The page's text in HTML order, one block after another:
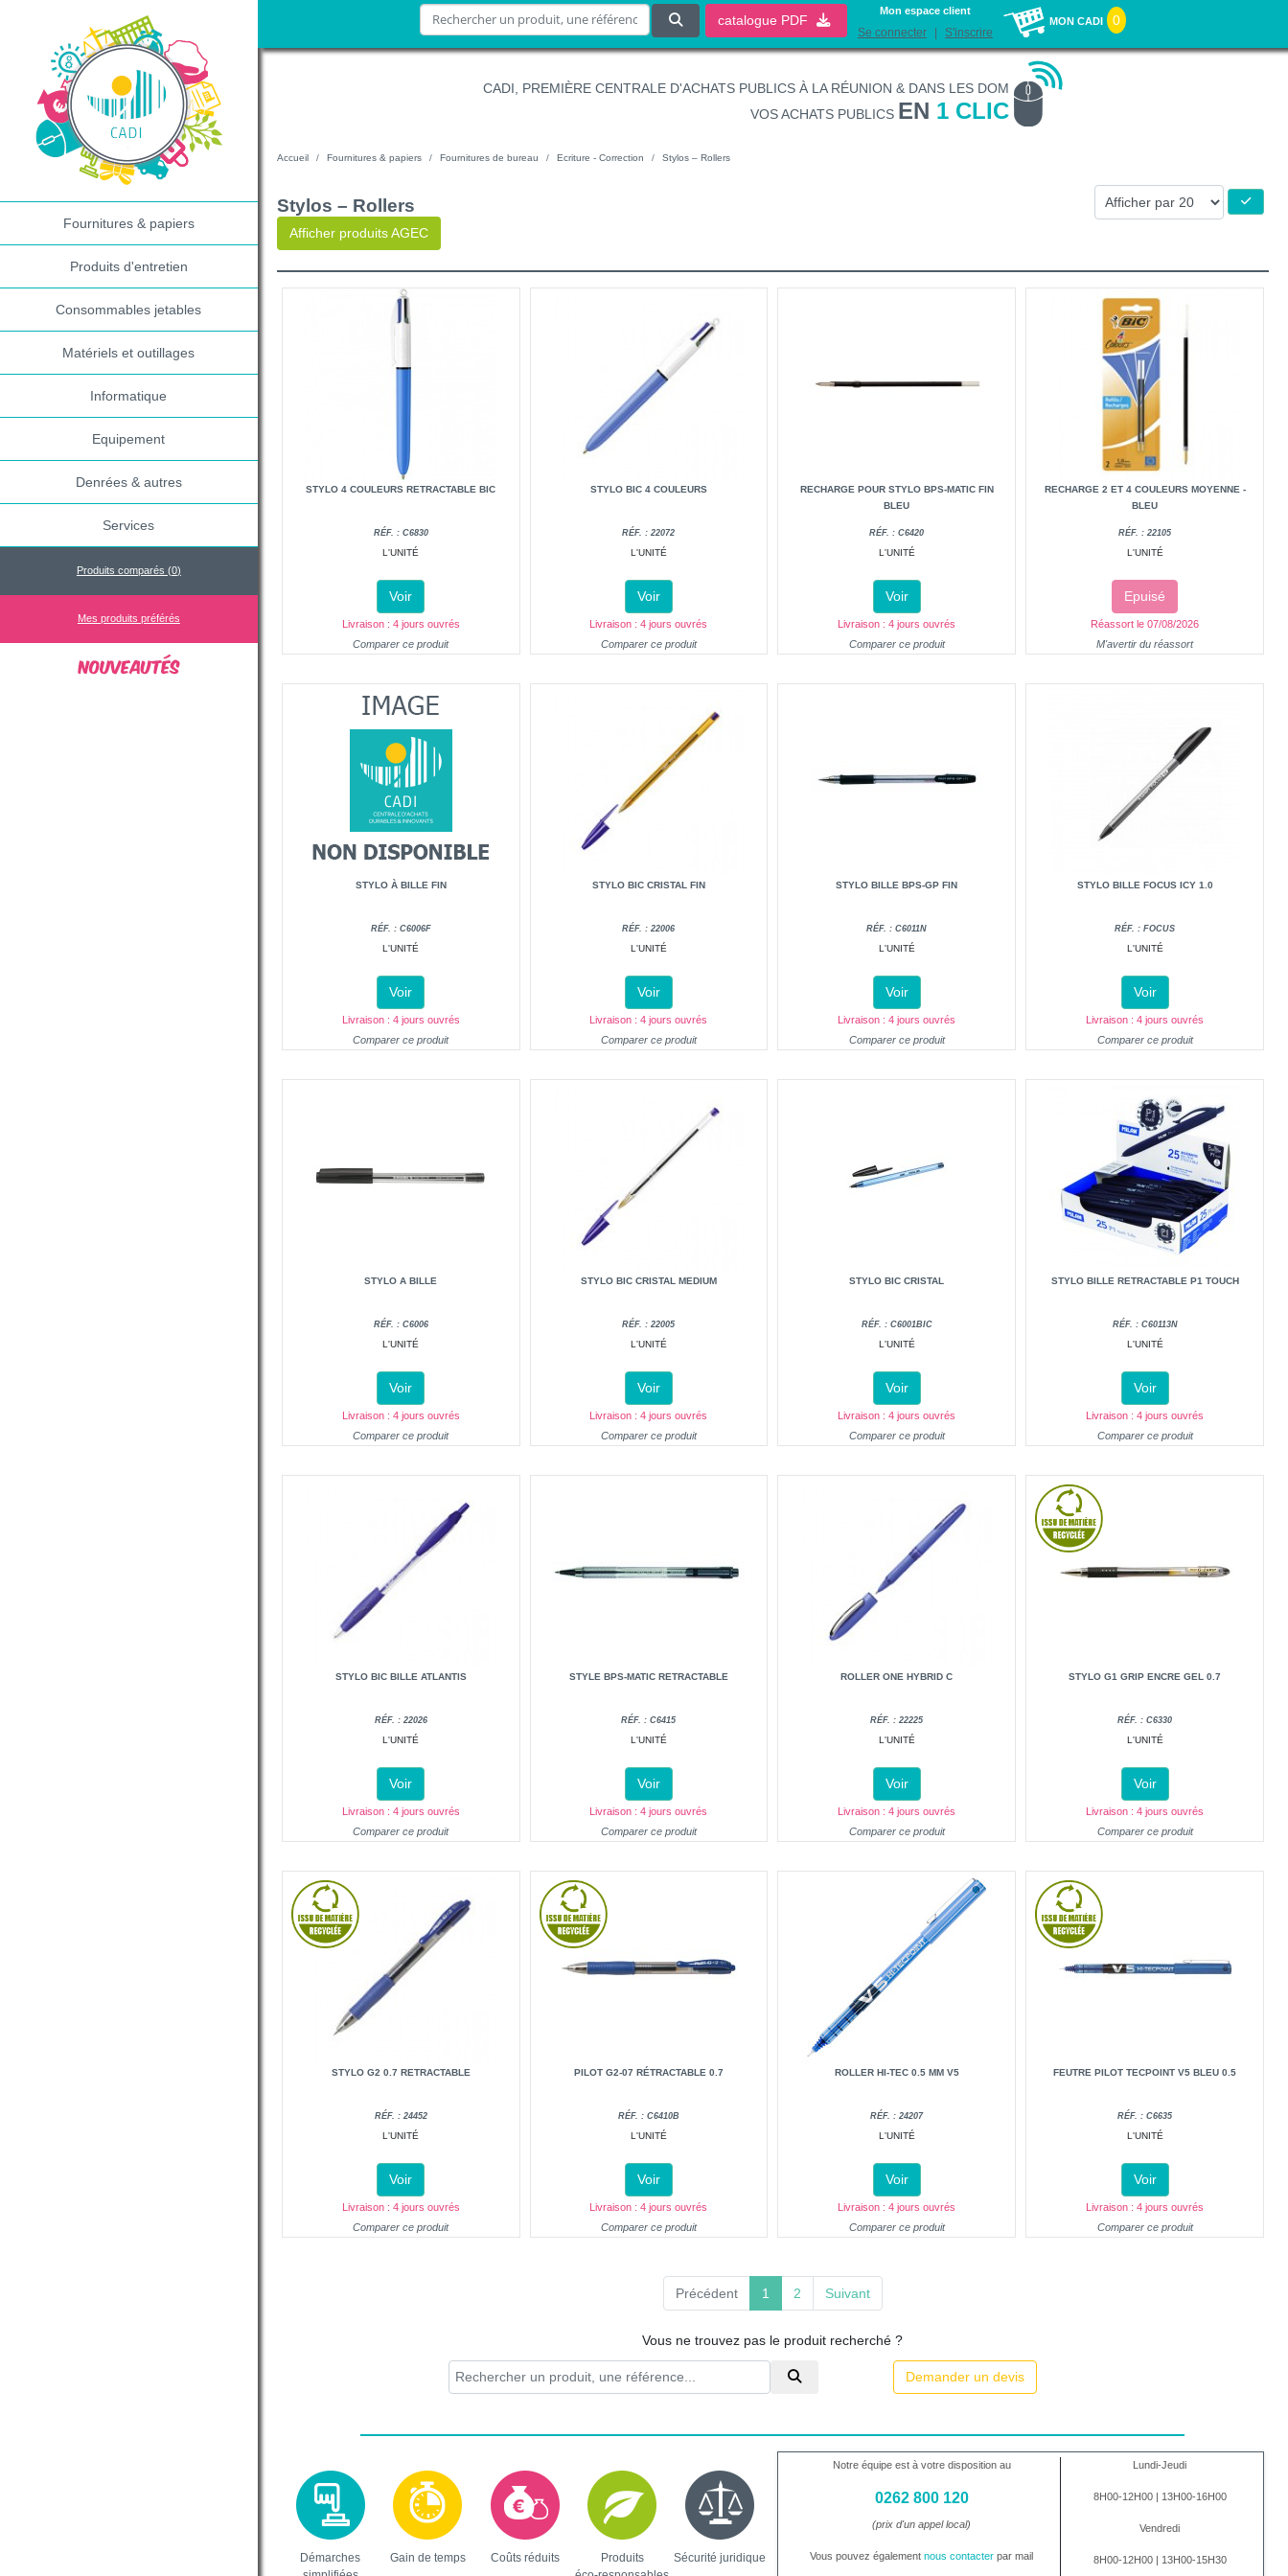
Fournitures & papiers
Produits d'entretien
Consommables jetables
Matériels et outillages
Informatique
Equipement
Denrées & autres
Services
Produits comparés (0)
Mes produits préférés
catalogue PDF
Mon espace client
Se connecter S'inscrire
MON CADI 0
CADI, PREMIÈRE CENTRALE D'ACHATS PUBLICS À LA RÉUNION & DANS LES DOM
VOS ACHATS PUBLICS EN 1 CLIC
Accueil Fournitures & papiers Fournitures de bureau Ecriture - Correction Stylos – Rollers
Stylos – Rollers
Afficher produits AGEC
STYLO 4 COULEURS RETRACTABLE BIC
RÉF. : C6830
L'UNITÉ
Voir
Livraison : 4 jours ouvrés
Comparer ce produit
STYLO BIC 4 COULEURS
RÉF. : 22072
L'UNITÉ
Voir
Livraison : 4 jours ouvrés
Comparer ce produit
RECHARGE POUR STYLO BPS-MATIC FIN
BLEU
RÉF. : C6420
L'UNITÉ
Voir
Livraison : 4 jours ouvrés
Comparer ce produit
RECHARGE 2 ET 4 COULEURS MOYENNE -
BLEU
RÉF. : 22105
L'UNITÉ
Epuisé
Réassort le 07/08/2026
M'avertir du réassort
STYLO À BILLE FIN
RÉF. : C6006F
L'UNITÉ
Voir
Livraison : 4 jours ouvrés
Comparer ce produit
STYLO BIC CRISTAL FIN
RÉF. : 22006
L'UNITÉ
Voir
Livraison : 4 jours ouvrés
Comparer ce produit
STYLO BILLE BPS-GP FIN
RÉF. : C6011N
L'UNITÉ
Voir
Livraison : 4 jours ouvrés
Comparer ce produit
STYLO BILLE FOCUS ICY 1.0
RÉF. : FOCUS
L'UNITÉ
Voir
Livraison : 4 jours ouvrés
Comparer ce produit
STYLO A BILLE
RÉF. : C6006
L'UNITÉ
Voir
Livraison : 4 jours ouvrés
Comparer ce produit
STYLO BIC CRISTAL MEDIUM
RÉF. : 22005
L'UNITÉ
Voir
Livraison : 4 jours ouvrés
Comparer ce produit
STYLO BIC CRISTAL
RÉF. : C6001BIC
L'UNITÉ
Voir
Livraison : 4 jours ouvrés
Comparer ce produit
STYLO BILLE RETRACTABLE P1 TOUCH
RÉF. : C60113N
L'UNITÉ
Voir
Livraison : 4 jours ouvrés
Comparer ce produit
STYLO BIC BILLE ATLANTIS
RÉF. : 22026
L'UNITÉ
Voir
Livraison : 4 jours ouvrés
Comparer ce produit
STYLE BPS-MATIC RETRACTABLE
RÉF. : C6415
L'UNITÉ
Voir
Livraison : 4 jours ouvrés
Comparer ce produit
ROLLER ONE HYBRID C
RÉF. : 22225
L'UNITÉ
Voir
Livraison : 4 jours ouvrés
Comparer ce produit
STYLO G1 GRIP ENCRE GEL 0.7
RÉF. : C6330
L'UNITÉ
Voir
Livraison : 4 jours ouvrés
Comparer ce produit
STYLO G2 0.7 RETRACTABLE
RÉF. : 24452
L'UNITÉ
Voir
Livraison : 4 jours ouvrés
Comparer ce produit
PILOT G2-07 RÉTRACTABLE 0.7
RÉF. : C6410B
L'UNITÉ
Voir
Livraison : 4 jours ouvrés
Comparer ce produit
ROLLER HI-TEC 0.5 MM V5
RÉF. : 24207
L'UNITÉ
Voir
Livraison : 4 jours ouvrés
Comparer ce produit
FEUTRE PILOT TECPOINT V5 BLEU 0.5
RÉF. : C6635
L'UNITÉ
Voir
Livraison : 4 jours ouvrés
Comparer ce produit
Précédent 1 (current)
2 Suivant
Vous ne trouvez pas le produit recherché ?
Demander un devis
Démarches
Gain de temps Coûts réduits
Produits
Sécurité juridique
Notre équipe est à votre disposition au
0262 800 120
(prix d'un appel local)
Vous pouvez égalementnous contacter par mail
Lundi-Jeudi
8H00-12H00 | 13H00-16H00
Vendredi
8H00-12H00 | 13H00-15H30